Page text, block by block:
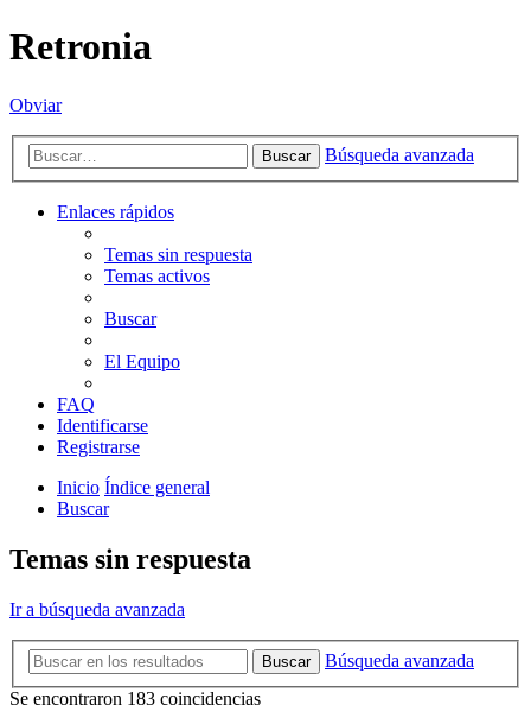
Retronia
Obviar
Buscar Búsqueda avanzada
Enlaces rápidos
Temas sin respuesta
Temas activos
Buscar
El Equipo
FAQ
Identificarse
Registrarse
Inicio Índice general
Buscar
Temas sin respuesta
Ir a búsqueda avanzada
Buscar
Búsqueda avanzada
Se encontraron 183 coincidencias